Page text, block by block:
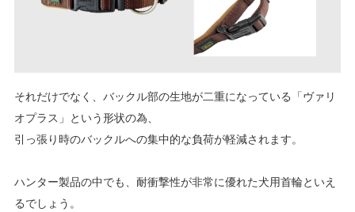
それだけでなく、バックル部の生地が二重になっている「ヴァリ
オプラス」という形状の為、
引っ張り時のバックルへの集中的な負荷が軽減されます。
ハンター製品の中でも、耐衝撃性が非常に優れた犬用首輪といえ
るでしょう。